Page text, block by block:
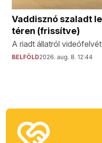
Vaddisznó szaladt
téren (frissítve)
A riadt állatról
BELFÖLD2026. aug. 8. 12:44